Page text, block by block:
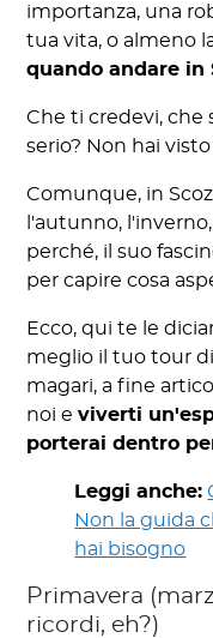
importanza, una
tua vita, o almeno
quando andare in
Che ti credevi, che
serio? Non hai
Comunque, in
l'autunno,
perché, il suo
per capire cosa
Ecco, qui te le
meglio il tuo tour di
magari, a fine
noi eviverti
porterai dentro
Leggi anche:
Non la guida
hai bisogno
Primavera
ricordi, eh?)